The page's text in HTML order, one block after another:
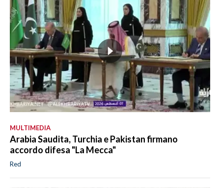
MULTIMEDIA
Arabia Saudita, Turchia e Pakistan firmano
accordo difesa "La Mecca"
Red